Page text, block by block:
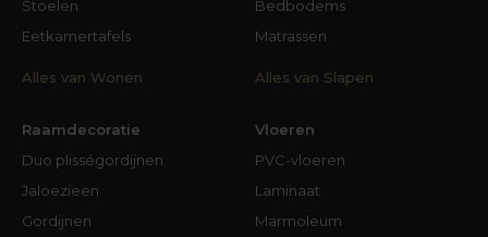
Stoelen
Eetkamertafels
Alles van Wonen
Bedbodems
Matrassen
Alles van Slapen
Raamdecoratie
Duo plisségordijnen
Jaloezieën
Gordijnen
Vloeren
PVC-vloeren
Laminaat
Marmoleum